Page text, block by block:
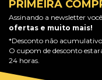
PRIMEIRA
Assinando a newsletter
ofertas e muito mais!
*Desconto não
O cupom de desconto
24 horas.